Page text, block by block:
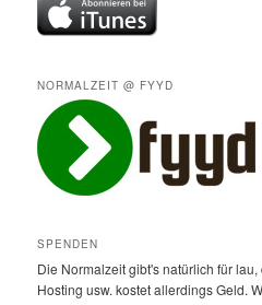
NORMALZEIT @ FYYD
SPENDEN
Die Normalzeit gibt's natürlich für
Hosting usw. kostet allerdings Geld.